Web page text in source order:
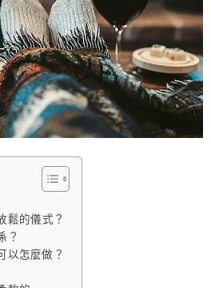
鬆的儀式？
？
以怎麼做？